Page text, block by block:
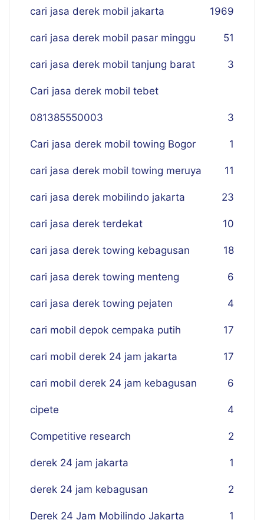
69
cari jasa derek mobil jakarta 19
cari jasa derek mobil pasar minggu 51
cari jasa derek mobil tanjung barat 3
Cari jasa derek mobil tebet
081385550003 3
Cari jasa derek mobil towing Bogor 1
cari jasa derek mobil towing meruya 11
cari jasa derek mobilindo jakarta 23
cari jasa derek terdekat 10
cari jasa derek towing kebagusan 18
cari jasa derek towing menteng 6
cari jasa derek towing pejaten 4
cari mobil depok cempaka putih 17
cari mobil derek 24 jam jakarta 17
cari mobil derek 24 jam kebagusan 6
cipete 4
Competitive research 2
derek 24 jam jakarta 1
derek 24 jam kebagusan 2
Derek 24 Jam Mobilindo Jakarta 1